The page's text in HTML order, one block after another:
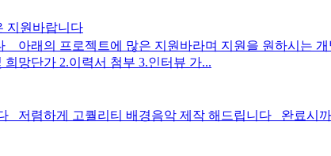
지원바랍니다
아래의 프로젝트에 많은 지원바라며 지원을 원하시는
망단가 2.이력서 첨부 3.인터뷰 가...
저렴하게 고퀄리티 배경음악 제작 해드립니다 완료시